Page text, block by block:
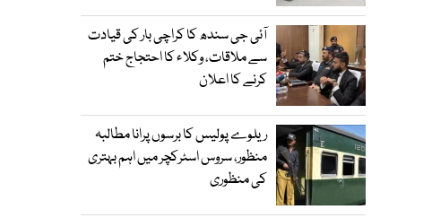
آئی جی سندھ کا کراچی بار کی قیادت
سے ملاقات، وکلاء کا احتجاج ختم
کرنے کا اعلان
ریلوے پولیس کا برسوں پرانا مطالبہ
منظور، سروس اسٹرکچر میں اہم بہتری
کی منظوری